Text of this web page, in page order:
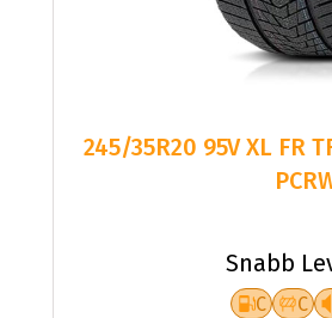
245/35R20 95V XL FR
Snabb
C C